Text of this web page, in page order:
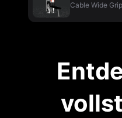
Cable Wide